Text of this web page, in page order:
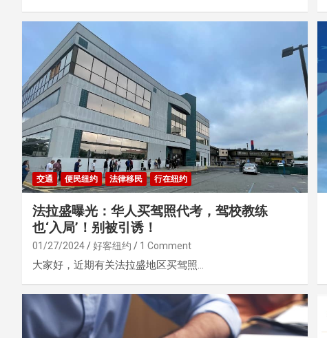
交通 便民纽约 法律移民 行在纽约
法拉盛曝光：华人买驾照代考，驾校教练
也‘入局’！别被引诱！
01/27/2024 好客纽约 1 Comment
大家好，近期有关法拉盛地区买驾照…